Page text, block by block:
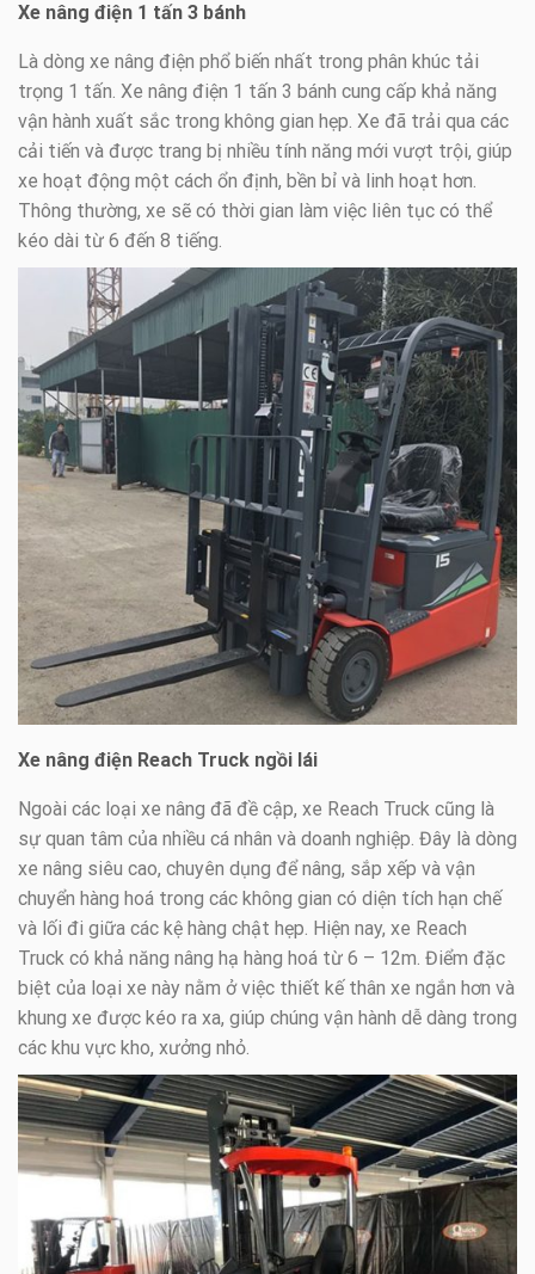
Xe nâng điện 1 tấn 3 bánh
Là dòng xe nâng điện phổ biến nhất trong phân khúc tải
trọng 1 tấn. Xe nâng điện 1 tấn 3 bánh cung cấp khả năng
vận hành xuất sắc trong không gian hẹp. Xe đã trải qua các
cải tiến và được trang bị nhiều tính năng mới vượt trội, giúp
xe hoạt động một cách ổn định, bền bỉ và linh hoạt hơn.
Thông thường, xe sẽ có thời gian làm việc liên tục có thể
kéo dài từ 6 đến 8 tiếng.
Xe nâng điện Reach Truck ngồi lái
Ngoài các loại xe nâng đã đề cập, xe Reach Truck cũng là
sự quan tâm của nhiều cá nhân và doanh nghiệp. Đây là dòng
xe nâng siêu cao, chuyên dụng để nâng, sắp xếp và vận
chuyển hàng hoá trong các không gian có diện tích hạn chế
và lối đi giữa các kệ hàng chật hẹp. Hiện nay, xe Reach
Truck có khả năng nâng hạ hàng hoá từ 6 – 12m. Điểm đặc
biệt của loại xe này nằm ở việc thiết kế thân xe ngắn hơn và
khung xe được kéo ra xa, giúp chúng vận hành dễ dàng trong
các khu vực kho, xưởng nhỏ.